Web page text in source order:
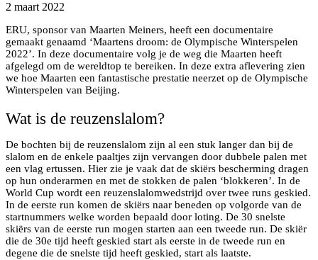
2 maart 2022
ERU, sponsor van Maarten Meiners, heeft een documentaire
gemaakt genaamd ‘Maartens droom: de Olympische Winterspelen
2022’. In deze documentaire volg je de weg die Maarten heeft
afgelegd om de wereldtop te bereiken. In deze extra aflevering zien
we hoe Maarten een fantastische prestatie neerzet op de Olympische
Winterspelen van Beijing.
Wat is de reuzenslalom?
De bochten bij de reuzenslalom zijn al een stuk langer dan bij de
slalom en de enkele paaltjes zijn vervangen door dubbele palen met
een vlag ertussen. Hier zie je vaak dat de skiërs bescherming dragen
op hun onderarmen en met de stokken de palen ‘blokkeren’. In de
World Cup wordt een reuzenslalomwedstrijd over twee runs geskied.
In de eerste run komen de skiërs naar beneden op volgorde van de
startnummers welke worden bepaald door loting. De 30 snelste
skiërs van de eerste run mogen starten aan een tweede run. De skiër
die de 30e tijd heeft geskied start als eerste in de tweede run en
degene die de snelste tijd heeft geskied, start als laatste.